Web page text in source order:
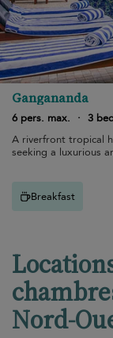
Gangananda
6 pers. max.
· 3
A riverfront tropical
seeking a luxurious
Breakfast
Nord-